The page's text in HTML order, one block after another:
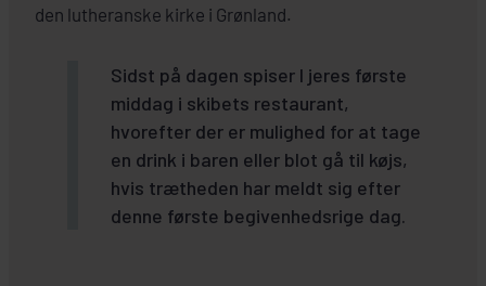
den lutheranske kirke i Grønland.
Sidst på dagen spiser I jeres første
middag i skibets restaurant,
hvorefter der er mulighed for at tage
en drink i baren eller blot gå til køjs,
hvis trætheden har meldt sig efter
denne første begivenhedsrige dag.